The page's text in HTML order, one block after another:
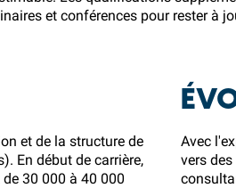
et conférences pour rester à
et de la structure de
En début de carrière,
30 000 à 40 000
Avec
vers